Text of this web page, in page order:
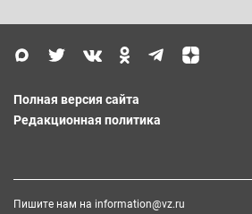
Полная версия сайта
Редакционная политика
Пишите нам на information@vz.ru